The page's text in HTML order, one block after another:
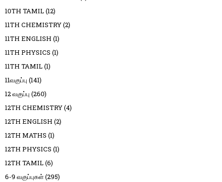
10TH TAMIL(12)
11TH CHEMISTRY(2)
11TH ENGLISH (1)
11TH PHYSICS (1)
11TH TAMIL(1)
11வகுப்பு (141)
12 வகுப்பு (260)
12TH CHEMISTRY(4)
12TH ENGLISH (2)
12TH MATHS (1)
12TH PHYSICS (1)
12TH TAMIL(6)
6-9 வகுப்புகள்(295)